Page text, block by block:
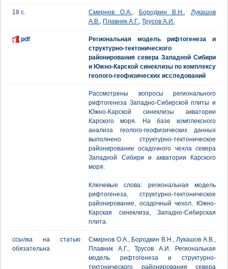
18 с. Смирнов О.А., Бородкин В.Н., Лукашов
А.В., Плавник А.Г., Трусов А.И.
pdf
Региональная модель рифтогенеза и
структурно-тектонического
районирования севера Западной Сибири
и Южно-Карской синеклизы по комплексу
геолого-геофизических исследований
Рассмотрены вопросы регионального
рифтогенеза Западно-Сибирской плиты и
Южно-Карской синеклизы акватории
Карского моря. На базе комплексного
анализа геолого-геофизических данных
выполнено структурно-тектоническое
районирование осадочного чехла севера
Западной Сибири и акватории Карского
моря.
Ключевые слова: региональная модель
рифтогенеза, структурно-тектоническое
районирование, осадочный чехол, Южно-
Карская синеклиза, Западно-Сибирская
плита.
ссылка на статью
обязательна
Смирнов О.А., Бородкин В.Н., Лукашов А.В.,
Плавник А.Г., Трусов А.И. Региональная
модель рифтогенеза и структурно-
тектонического районирования севера